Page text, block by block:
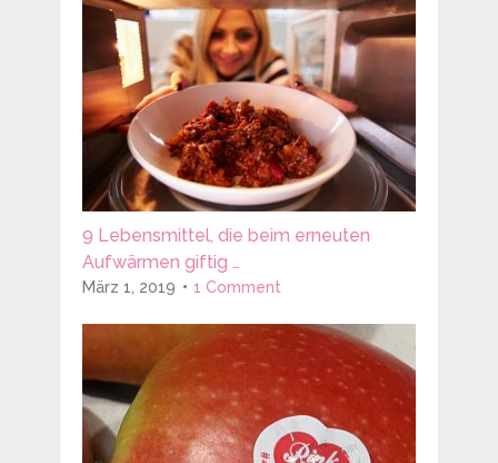
9 Lebensmittel, die beim erneuten
Aufwärmen giftig …
März 1, 2019 1 Comment